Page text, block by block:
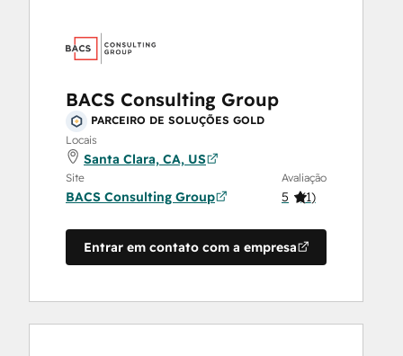
BACS Consulting Group
PARCEIRO DE SOLUÇÕES GOLD
Locais
Santa Clara, CA, US
Site
BACS Consulting Group
Avaliação
5 (1)
Entrar em contato com a empresa